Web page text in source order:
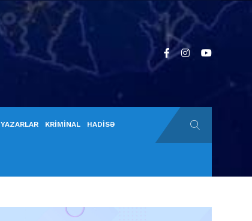
YAZARLAR KRİMİNAL HADİSƏ